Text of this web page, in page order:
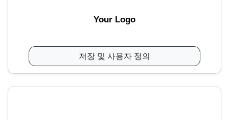
Your Logo
저장 및 사용자 정의